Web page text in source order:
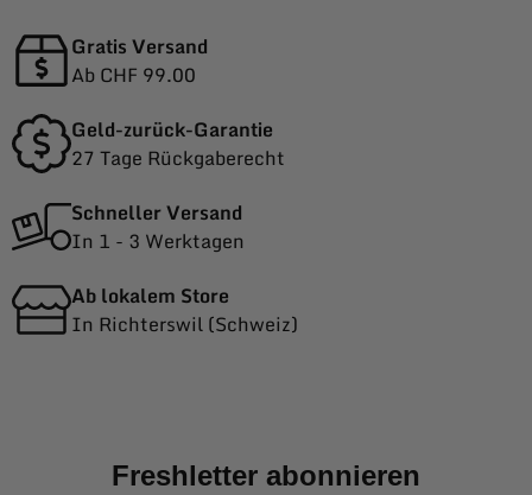
Gratis Versand
Ab CHF 99.00
Geld-zurück-Garantie
27 Tage Rückgaberecht
Schneller Versand
In 1 - 3 Werktagen
Ab lokalem Store
In Richterswil (Schweiz)
Freshletter abonnieren